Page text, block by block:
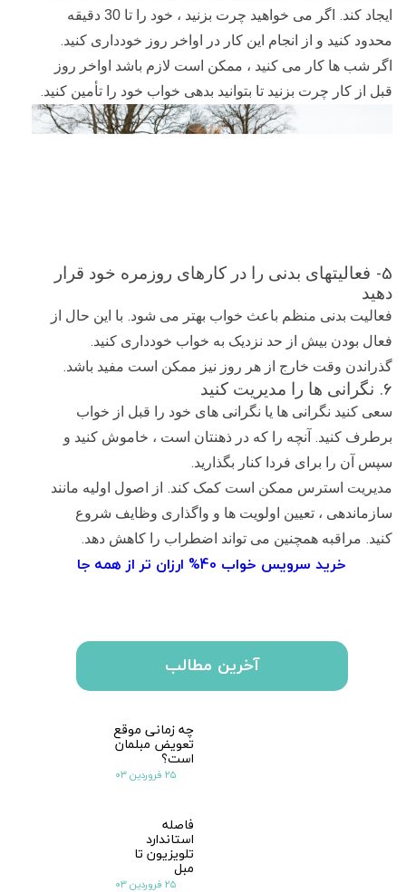
ایجاد کند.
اگر می خواهید چرت بزنید ، خود را تا 30 دقیقه
محدود کنید و از انجام این کار در اواخر روز خودداری کنید.
اگر شب ها کار می کنید ، ممکن است لازم باشد اواخر روز
قبل از کار چرت بزنید تا بتوانید بدهی خواب خود را تأمین کنید.
5-
فعالیتهای بدنی را در کارهای روزمره خود قرار
دهید
فعالیت بدنی منظم باعث خواب بهتر می شود. با این حال از
فعال بودن بیش از حد نزدیک به خواب خودداری کنید.
گذراندن وقت خارج از هر روز نیز ممکن است مفید باشد.
6. نگرانی ها را مدیریت کنید
سعی کنید نگرانی ها یا نگرانی های خود را قبل از خواب
برطرف کنید. آنچه را که در ذهنتان است ، خاموش کنید و
سپس آن را برای فردا کنار بگذارید.
مدیریت استرس ممکن است کمک کند. از اصول اولیه مانند
سازماندهی ، تعیین اولویت ها و واگذاری وظایف شروع
کنید. مراقبه همچنین می تواند اضطراب را کاهش دهد.
خرید سرویس خواب 40% ارزان تر از همه جا
آخرین مطالب
چه زمانی موقع
تعویض مبلمان
است؟
۲۵ فروردین ۰۳
فاصله
استاندارد
تلویزیون تا
مبل
۲۵ فروردین ۰۳